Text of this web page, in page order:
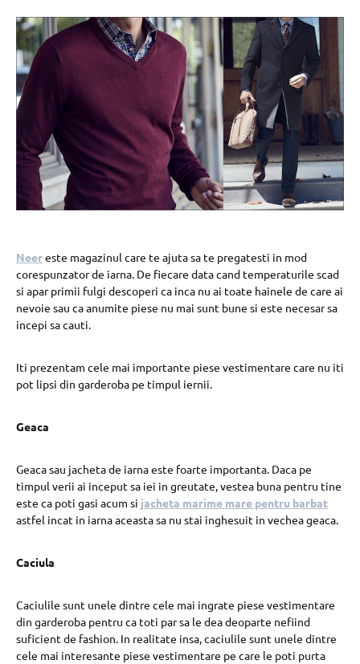
Neereste magazinul care te ajuta sa te pregatesti in mod
corespunzator de iarna. De fiecare data cand temperaturile scad
si apar primii fulgi descoperi ca inca nu ai toate hainele de care ai
nevoie sau ca anumite piese nu mai sunt bune si este necesar sa
incepi sa cauti.
Iti prezentam cele mai importante piese vestimentare care nu iti
pot lipsi din garderoba pe timpul iernii.
Geaca
Geaca sau jacheta de iarna este foarte importanta. Daca pe
timpul verii ai inceput sa iei in greutate, vestea buna pentru tine
este ca poti gasi acum si jacheta marime mare pentru barbat
astfel incat in iarna aceasta sa nu stai inghesuit in vechea geaca.
Caciula
Caciulile sunt unele dintre cele mai ingrate piese vestimentare
din garderoba pentru ca toti par sa le dea deoparte nefiind
suficient de fashion. In realitate insa, caciulile sunt unele dintre
cele mai interesante piese vestimentare pe care le poti purta